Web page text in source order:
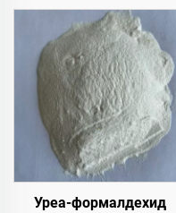
Хидроксипропил
полиуретан за уређење
декорацију пејзажа
Уреа-формалдехид